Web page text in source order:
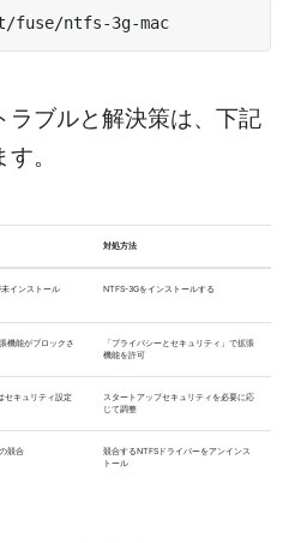
fuse/ntfs-3g-mac
ラブルと解決策は、下記
。
対処方法
インストール NTFS-3Gをインストールする
機能がブロックさ
「プライバシーとセキュリティ」で拡張
機能を許可
セキュリティ設定
スタートアップセキュリティを必要に応
じて調整
競合
競合するNTFSドライバーをアンインス
トール